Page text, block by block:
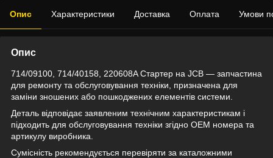
Опис Характеристики Доставка Оплата Умови
Опис
714/09100, 714/40158, 220608A Стартер на JCB — запчастина
для ремонту та обслуговування техніки, призначена для
заміни зношених або пошкоджених елементів системи.
Деталь відповідає заявленим технічним характеристикам і
підходить для обслуговування техніки згідно OEM номера та
артикулу виробника.
Сумісність рекомендується перевіряти за каталожними